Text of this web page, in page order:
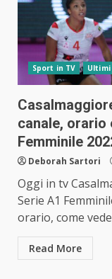
Sport in TV
canale, orario
Femminile
Deborah Sartori
Oggi in tv
Serie A1
orario, come
Read More